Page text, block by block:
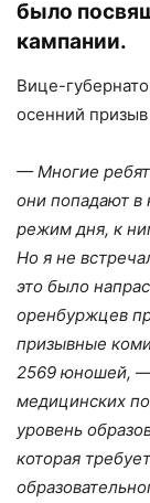
было
кампании.
Вице-
осенний
— Многие
они попадают в
режим дня, к
Но я не
это было
оренбуржцев
призывные
2569 юношей, —
медицинских
уровень
которая